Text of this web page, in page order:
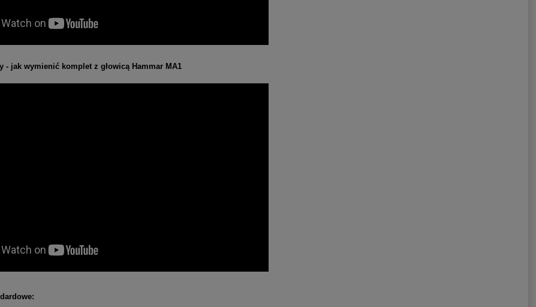
- jak wymienić komplet z głowicą Hammar MA1